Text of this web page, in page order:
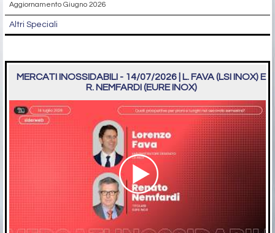
Aggiornamento Giugno 2026
Altri Speciali
MERCATI INOSSIDABILI - 14/07/2026 | L. FAVA (LSI INOX) E
R. NEMFARDI (EURE INOX)